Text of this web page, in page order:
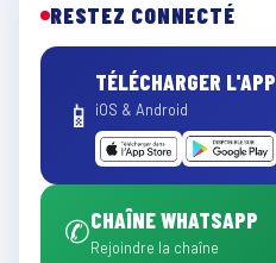
RESTEZ CONNECTÉ
📱
TÉLÉCHARGER L'APP
iOS & Android
✆CHAÎNE WHATSAPP
Rejoindre la chaîne